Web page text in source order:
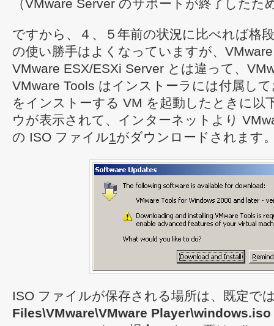
（VMware Server のサポートが終了したた
ですから、４、５年前の状況に比べれば格
の使い勝手はよくなっていますが、
VMware ESX/ESXi Server とは違って、
VMware Tools はインストーラには付属し
をインストーする VM を起動したときに以
ウが表示されて、インターネットより
の ISO ファイル1がダウンロードされます
ISO ファイルが保存される場所は、既定で
Files\VMware\VMware Player\windows.iso